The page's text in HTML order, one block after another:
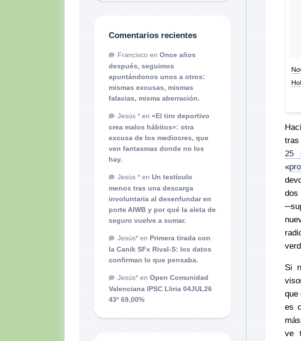
tras
25
«
Si
que
es
ve
Comentarios recientes
Francisco en Once años
después, seguimos
apuntándonos unos a otros:
mismas excusas, mismas
falacias, misma aberración.
Jesús * en «El tiro deportivo
crea malos hábitos»: otra
excusa de los mediocres, que
ven fantasmas donde no los
hay.
Jesús * en Un testículo
menos tras una descarga
involuntaria al desenfundar en
porte AIWB y por qué la aleta de
seguro vuelve a sumar.
Jesús* en Primera tirada con
la Canik SFx Rival-S: los datos
confirman lo que pensaba.
Jesús* en Open Comunidad
Valenciana IPSC Lliria 04JUL26
43º 69,00%